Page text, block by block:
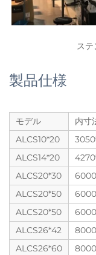
ステ
製品仕様
モデル 内寸
ALCS10*20
ALCS14*20
ALCS20*30
ALCS20*50
ALCS20*50
ALCS26*42
ALCS26*60